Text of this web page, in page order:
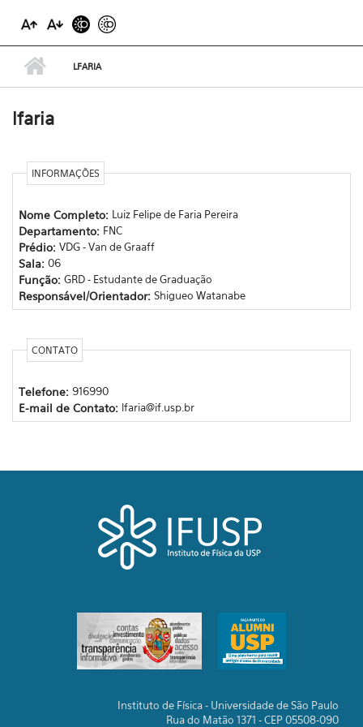
LFARIA
lfaria
INFORMAÇÕES
Nome Completo: Luiz Felipe de Faria Pereira
Departamento: FNC
Prédio: VDG - Van de Graaff
Sala: 06
Função: GRD - Estudante de Graduação
Responsável/Orientador: Shigueo Watanabe
CONTATO
Telefone: 916990
E-mail de Contato: lfaria@if.usp.br
Instituto de Física - Universidade de São Paulo
Rua do Matão 1371 - CEP 05508-090